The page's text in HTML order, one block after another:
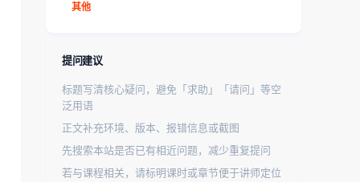
其他
提问建议
标题写清核心疑问，避免「求助」「请问」等空
泛用语
正文补充环境、版本、报错信息或截图
先搜索本站是否已有相近问题，减少重复提问
若与课程相关，请标明课时或章节便于讲师定位